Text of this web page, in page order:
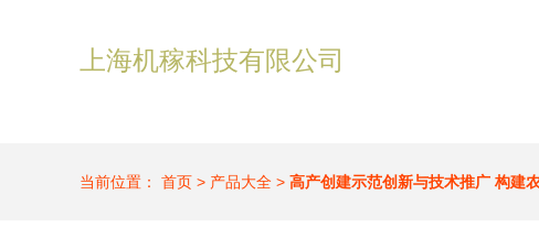
上海机稼科技有限公司
当前位置： 首页 > 产品大全 > 高产创建示范创新与技术推广 构建